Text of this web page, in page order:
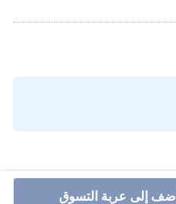
أضف إلى عربة التسوق